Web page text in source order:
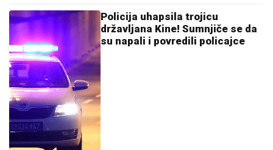
Policija uhapsila trojicu
državljana Kine! Sumnjiče se da
su napali i povredili policajce